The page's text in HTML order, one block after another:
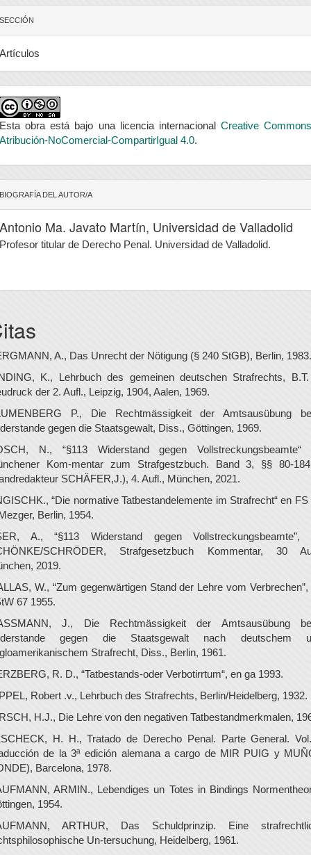
SECCIÓN
Artículos
Esta obra está bajo una licencia internacional Creative Commons
Atribución-NoComercial-CompartirIgual 4.0.
BIOGRAFÍA DEL AUTOR/A
Antonio Ma. Javato Martín, Universidad de Valladolid
Profesor titular de Derecho Penal. Universidad de Valladolid.
A., Das Unrecht der Nötigung (§ 240 StGB), Berlin, 1983.
K., Lehrbuch des gemeinen deutschen Strafrechts,
der 2. Aufl., Leipzig, 1904, Aalen, 1969.
P., Die Rechtmässigkeit der Amtsausübung
gegen die Staatsgewalt, Diss., Göttingen, 1969.
N., “§113 Widerstand gegen Vollstreckungsbeamte“
Kom-mentar zum Strafgestzbuch. Band 3, §§ 80-
SCHÄFER,J.), 4. Aufl., München, 2021.
“Die normative Tatbestandelemente im Strafrecht“ en FS
Berlin, 1954.
A., “§113 Widerstand gegen Vollstreckungsbeamte”,
SCHRÖDER, Strafgesetzbuch Kommentar, 30
2019.
W., “Zum gegenwärtigen Stand der Lehre vom Verbrechen”,
67 1955.
J., Die Rechtmässigkeit der Amtsausübung
gegen die Staatsgewalt nach deutschem
Strafrecht, Diss., Berlin, 1961.
R. D., “Tatbestands-oder Verbotirrtum“, en ga 1993.
Robert .v., Lehrbuch des Strafrechts, Berlin/Heidelberg, 1932.
H.J., Die Lehre von den negativen Tatbestandmerkmalen,
H. H., Tratado de Derecho Penal. Parte General.
de la 3ª edición alemana a cargo de MIR PUIG y
Barcelona, 1978.
ARMIN., Lebendiges un Totes in Bindings
1954.
ARTHUR, Das Schuldprinzip. Eine
Un-tersuchung, Heidelberg, 1961.